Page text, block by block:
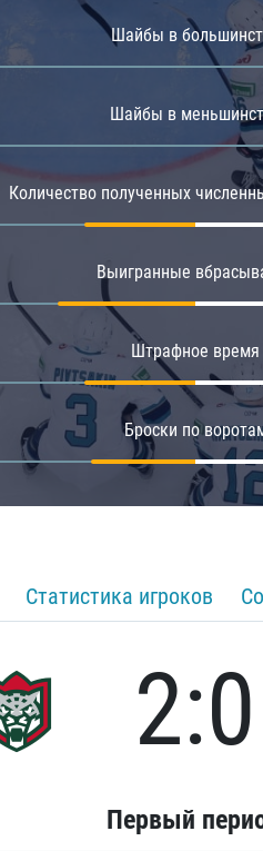
Шайбы в
Шайбы в
Количество полученных
Выигранные
Штрафное время
Броски по
Статистика игроков
2:0
Первый